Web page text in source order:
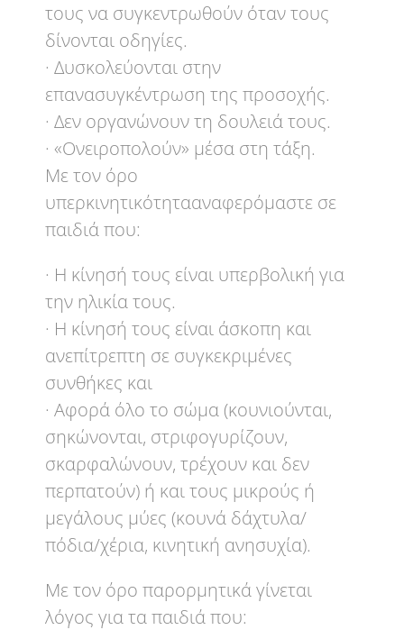
τους να συγκεντρωθούν όταν τους
δίνονται οδηγίες.
· Δυσκολεύονται στην
επανασυγκέντρωση της προσοχής.
· Δεν οργανώνουν τη δουλειά τους.
· «Ονειροπολούν» μέσα στη τάξη.
Με τον όρο
υπερκινητικότητααναφερόμαστε σε
παιδιά που:
· Η κίνησή τους είναι υπερβολική για
την ηλικία τους.
· Η κίνησή τους είναι άσκοπη και
ανεπίτρεπτη σε συγκεκριμένες
συνθήκες και
· Αφορά όλο το σώμα (κουνιούνται,
σηκώνονται, στριφογυρίζουν,
σκαρφαλώνουν, τρέχουν και δεν
περπατούν) ή και τους μικρούς ή
μεγάλους μύες (κουνά δάχτυλα/
πόδια/χέρια, κινητική ανησυχία).
Με τον όρο παρορμητικά γίνεται
λόγος για τα παιδιά που: